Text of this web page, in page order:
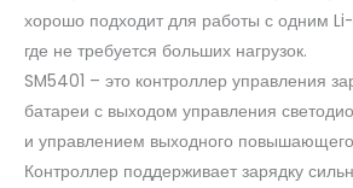
хорошо подходит для работы с одним
где не требуется больших нагрузок.
SM5401 – это контроллер управления
батареи с выходом управления
и управлением выходного
Контроллер поддерживает зарядку